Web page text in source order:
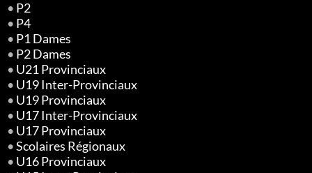
• P2
• P4
• P1 Dames
• P2 Dames
• U21 Provinciaux
• U19 Inter-Provinciaux
• U19 Provinciaux
• U17 Inter-Provinciaux
• U17 Provinciaux
•Scolaires Régionaux
• U16 Provinciaux